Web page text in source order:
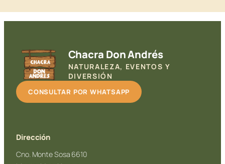
Chacra Don Andrés
NATURALEZA, EVENTOS Y
DIVERSIÓN
CONSULTAR POR WHATSAPP
Dirección
Cno. Monte Sosa 6610